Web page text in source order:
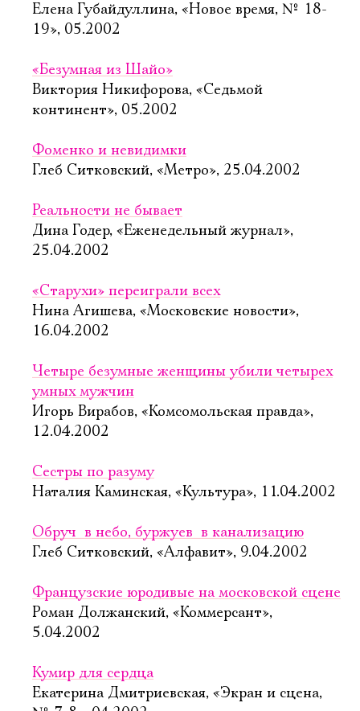
Елена Губайдуллина, «Новое время, № 18-
19», 05.2002
«Безумная из Шайо»
Виктория Никифорова, «Седьмой
континент», 05.2002
Фоменко и невидимки
Глеб Ситковский, «Метро», 25.04.2002
Реальности не бывает
Дина Годер, «Еженедельный журнал»,
25.04.2002
«Старухи» переиграли всех
Нина Агишева, «Московские новости»,
16.04.2002
Четыре безумные женщины убили четырех
умных мужчин
Игорь Вирабов, «Комсомольская правда»,
12.04.2002
Сестры по разуму
Наталия Каминская, «Культура», 11.04.2002
Обруч  в небо, буржуев  в канализацию
Глеб Ситковский, «Алфавит», 9.04.2002
Французские юродивые на московской сцене
Роман Должанский, «Коммерсант»,
5.04.2002
Кумир для сердца
Екатерина Дмитриевская, «Экран и сцена,